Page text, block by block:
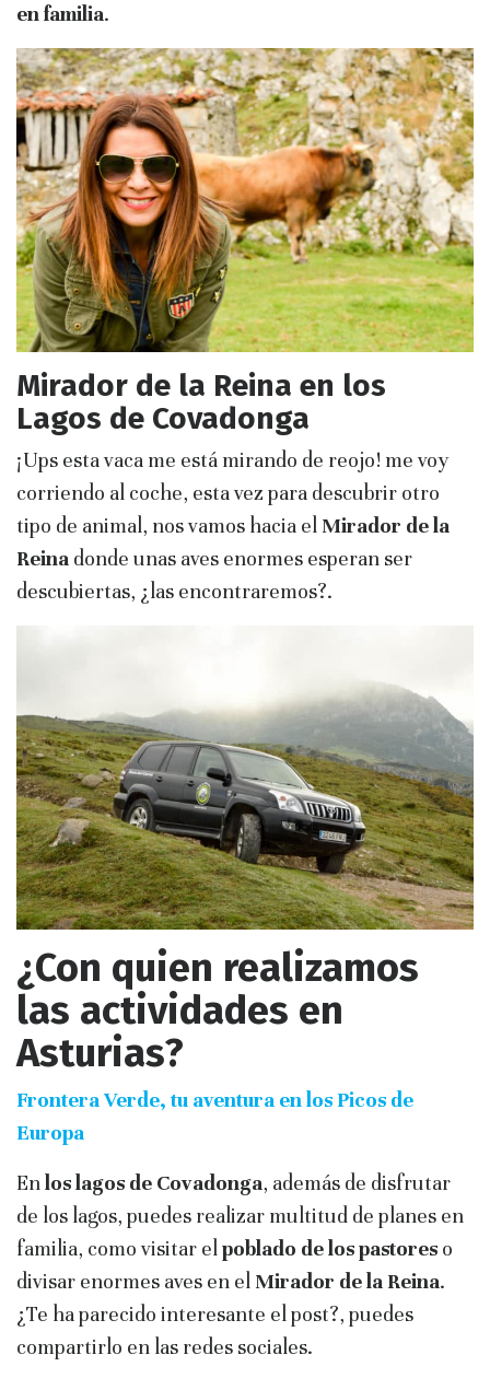
en familia.
Mirador de la Reina en los
Lagos de Covadonga
¡Ups esta vaca me está mirando de reojo! me voy
corriendo al coche, esta vez para descubrir otro
tipo de animal, nos vamos hacia el Mirador de la
Reina donde unas aves enormes esperan ser
descubiertas, ¿las encontraremos?.
¿Con quien realizamos
las actividades en
Asturias?
Frontera Verde, tu aventura en los Picos de
Europa
Enlos lagos de Covadonga, además de disfrutar
de los lagos, puedes realizar multitud de planes en
familia, como visitar elpoblado de los pastores o
divisar enormes aves en el Mirador de la Reina.
¿Te ha parecido interesante el post?, puedes
compartirlo en las redes sociales.